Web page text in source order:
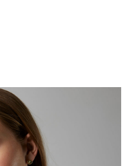
nl/ni-lmtd/teen/